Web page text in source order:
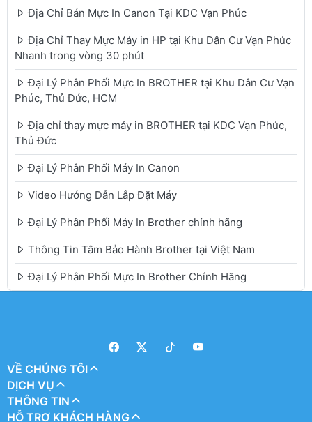
Địa Chỉ Bán Mực In Canon Tại KDC Vạn Phúc
Địa Chỉ Thay Mực Máy in HP tại Khu Dân Cư Vạn Phúc
Nhanh trong vòng 30 phút
Đại Lý Phân Phối Mực In BROTHER tại Khu Dân Cư Vạn
Phúc, Thủ Đức, HCM
Địa chỉ thay mực máy in BROTHER tại KDC Vạn Phúc,
Thủ Đức
Đại Lý Phân Phối Máy In Canon
Video Hướng Dẫn Lắp Đặt Máy
Đại Lý Phân Phối Máy In Brother chính hãng
Thông Tin Tâm Bảo Hành Brother tại Việt Nam
Đại Lý Phân Phối Mực In Brother Chính Hãng
VỀ CHÚNG TÔI
DỊCH VỤ
THÔNG TIN
HỖ TRỢ KHÁCH HÀNG